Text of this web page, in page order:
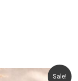
Sale!